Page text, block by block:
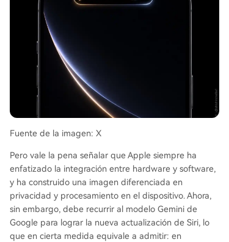
Fuente de la imagen: X
Pero vale la pena señalar que Apple siempre ha
enfatizado la integración entre hardware y software,
y ha construido una imagen diferenciada en
privacidad y procesamiento en el dispositivo. Ahora,
sin embargo, debe recurrir al modelo Gemini de
Google para lograr la nueva actualización de Siri, lo
que en cierta medida equivale a admitir: en